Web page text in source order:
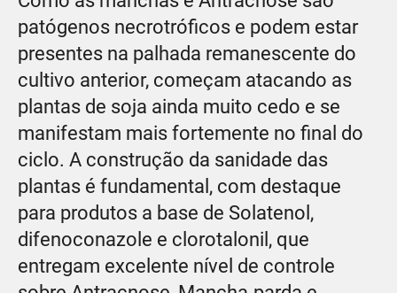
patógenos necrotróficos e podem estar
presentes na palhada remanescente do
cultivo anterior, começam atacando as
plantas de soja ainda muito cedo e se
manifestam mais fortemente no final do
ciclo. A construção da sanidade das
plantas é fundamental, com destaque
para produtos a base de Solatenol,
difenoconazole e clorotalonil, que
entregam excelente nível de controle